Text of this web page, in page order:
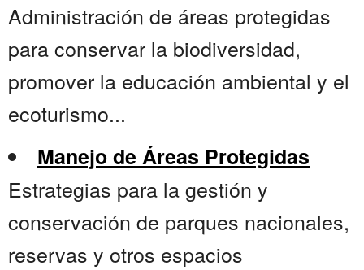
Administración de áreas protegidas
para conservar la biodiversidad,
promover la educación ambiental y el
ecoturismo...
Manejo de Áreas Protegidas
Estrategias para la gestión y
conservación de parques nacionales,
reservas y otros espacios